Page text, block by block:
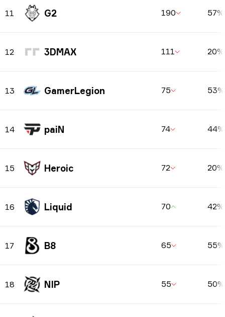
11 G2 190 57%
12 3DMAX 111 20%
13 GamerLegion 75 53%
14 paiN 74 44%
15 Heroic 72 20%
16 Liquid 70 42%
17 B8 65 55%
18 NIP 55 50%